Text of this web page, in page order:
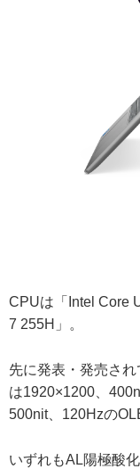
CPUは「Intel Core
7 255H」。
先に発表・発売さ
は1920×1200、
500nit、120Hzの
いずれもAL陽極酸